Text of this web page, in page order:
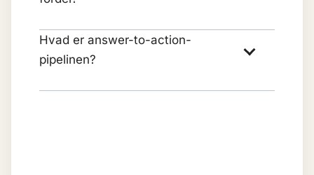
Hvad er answer-to-action-
pipelinen?